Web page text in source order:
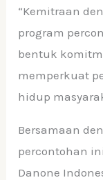
“Kemitraan
program
bentuk
memperkuat
hidup
Bersamaan
percontohan
Danone